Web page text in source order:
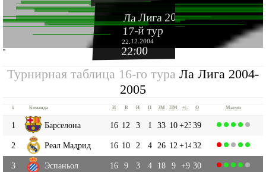
Ла Лига 2004-2005
17-й тур
22.12.2004
22:00
''
Турнирная таблица 16-го тура Ла Лига 2004-
2005
# Команда И В Н П ЗМ ПМ +|- О Матчи
1 Барселона 16 12 3 1 33 10+2339
2 Реал Мадрид 16 10 2 4 26 12 +1432
3 Эспаньол 16 9 3 4 18 9 +9 30